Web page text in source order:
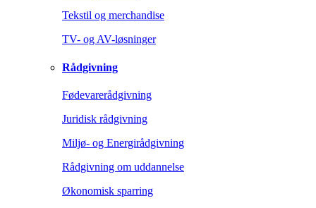
Tekstil og merchandise
TV- og AV-løsninger
Rådgivning
Fødevarerådgivning
Juridisk rådgivning
Miljø- og Energirådgivning
Rådgivning om uddannelse
Økonomisk sparring